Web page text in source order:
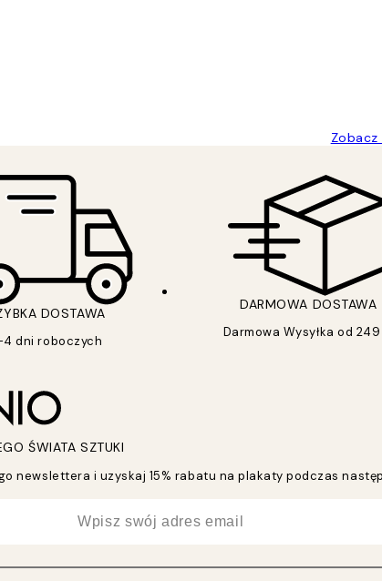
DOSTAWA
4 dni roboczych
DARMOWA DOSTAWA
Darmowa Wysyłka od 249
ŚWIATA SZTUKI
newslettera i uzyskaj 15% rabatu na plakaty podczas